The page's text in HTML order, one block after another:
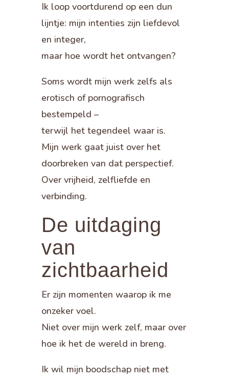
Ik loop voortdurend op een dun
lijntje: mijn intenties zijn liefdevol
en integer,
maar hoe wordt het ontvangen?
Soms wordt mijn werk zelfs als
erotisch of pornografisch
bestempeld –
terwijl het tegendeel waar is.
Mijn werk gaat juist over het
doorbreken van dat perspectief.
Over vrijheid, zelfliefde en
verbinding.
De uitdaging
van
zichtbaarheid
Er zijn momenten waarop ik me
onzeker voel.
Niet over mijn werk zelf, maar over
hoe ik het de wereld in breng.
Ik wil mijn boodschap niet met